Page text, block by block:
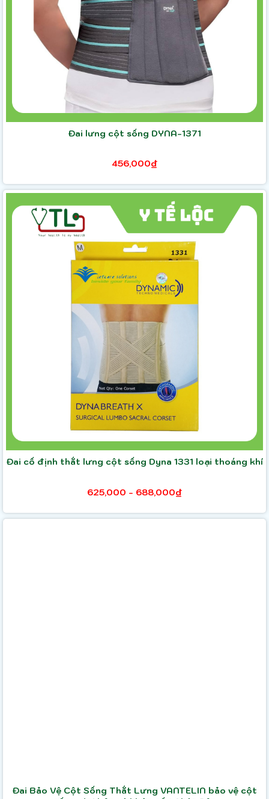
Đai lưng cột sống DYNA-1371
456,000₫
Đai cố định thắt lưng cột sống Dyna 1331 loại thoáng khí
625,000 - 688,000₫
Đai Bảo Vệ Cột Sống Thắt Lưng VANTELIN bảo vệ cột